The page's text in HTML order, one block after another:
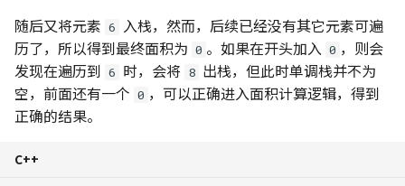
随后又将元素 6 入栈，然而，后续已经没有其它元素可遍
历了，所以得到最终面积为 0 。如果在开头加入 0 ，则会
发现在遍历到 6 时，会将 8 出栈，但此时单调栈并不为
空，前面还有一个 0 ，可以正确进入面积计算逻辑，得到
正确的结果。
C++